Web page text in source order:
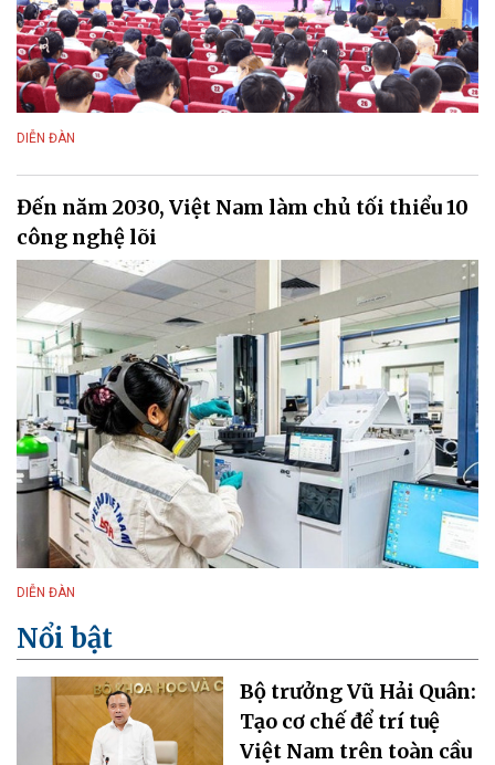
DIỄN ĐÀN
Đến năm 2030, Việt Nam làm chủ tối thiểu 10
công nghệ lõi
DIỄN ĐÀN
Nổi bật
Bộ trưởng Vũ Hải Quân:
Tạo cơ chế để trí tuệ
Việt Nam trên toàn cầu